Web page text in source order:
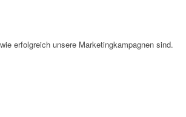
erfolgreich unsere Marketingkampagnen sind.